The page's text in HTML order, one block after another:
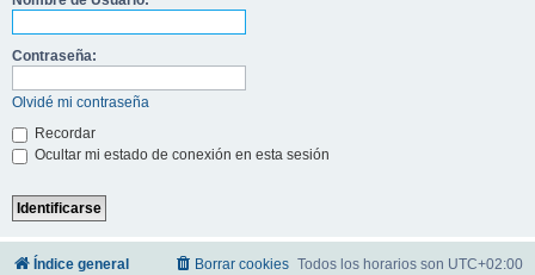
Contraseña:
Olvidé mi contraseña
Recordar
Ocultar mi estado de conexión en esta sesión
Índice general Todos los horarios son UTC+02:00
Borrar cookies